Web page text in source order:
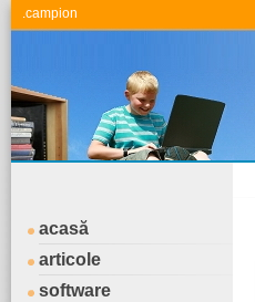
.campion
acasă
articole
software